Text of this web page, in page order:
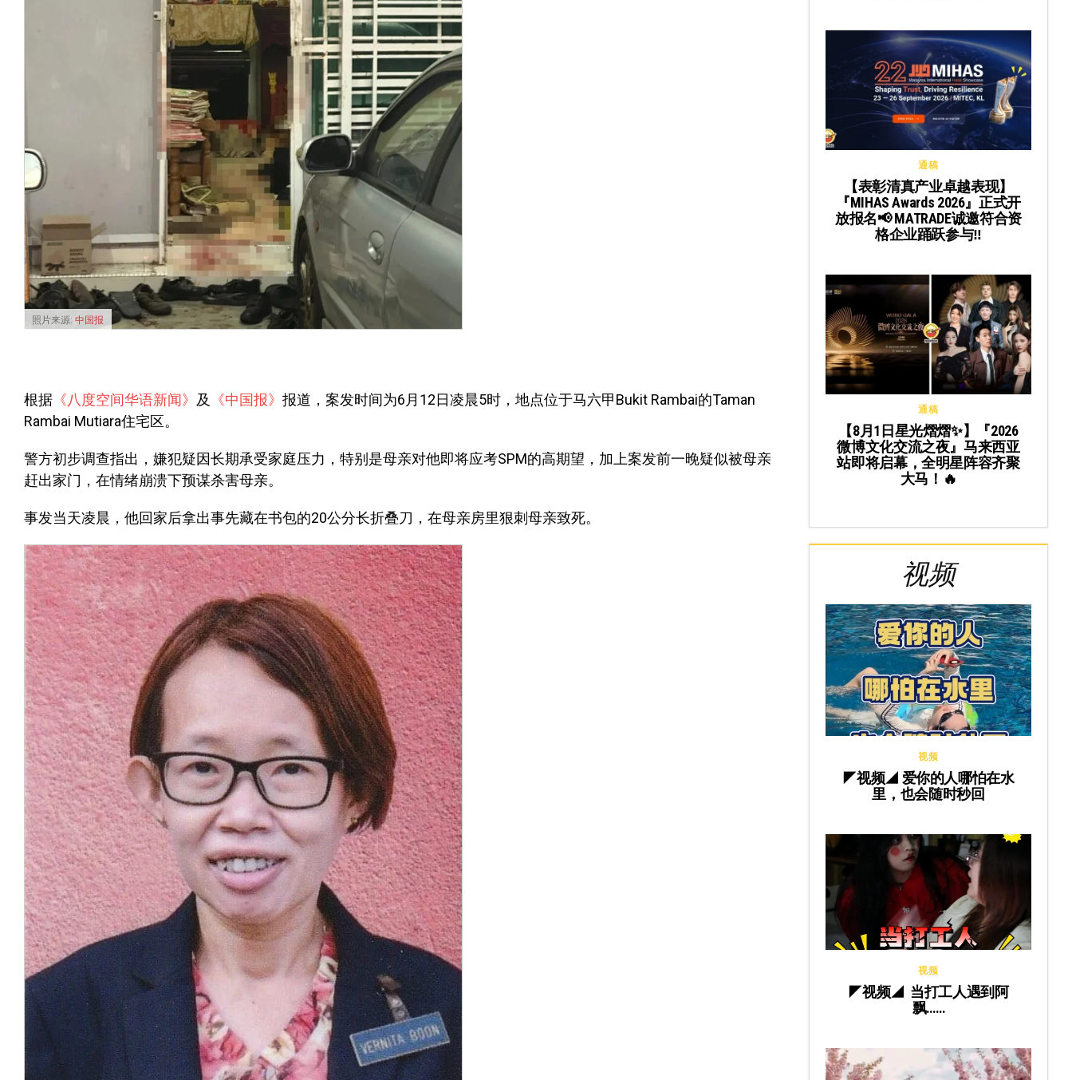
照片来源: 中国报
根据 《八度空间华语新闻》 及 《中国报》 报道，案发时间为6月12日凌晨5时，地点位于马六甲Bukit Rambai的Taman
Rambai Mutiara住宅区。
警方初步调查指出，嫌犯疑因长期承受家庭压力，特别是母亲对他即将应考SPM的高期望，加上案发前一晚疑似被母亲
赶出家门，在情绪崩溃下预谋杀害母亲。
事发当天凌晨，他回家后拿出事先藏在书包的20公分长折叠刀，在母亲房里狠刺母亲致死。
通稿
【表彰清真产业卓越表现】
『MIHAS Awards 2026』正式开
放报名📢 MATRADE诚邀符合资
格企业踊跃参与‼️
通稿
【8月1日星光熠熠✨】『2026
微博文化交流之夜』马来西亚
站即将启幕，全明星阵容齐聚
大马！🔥
视频
视频
◤视频◢ 爱你的人哪怕在水
里，也会随时秒回
视频
◤视频◢ 当打工人遇到阿
飘……